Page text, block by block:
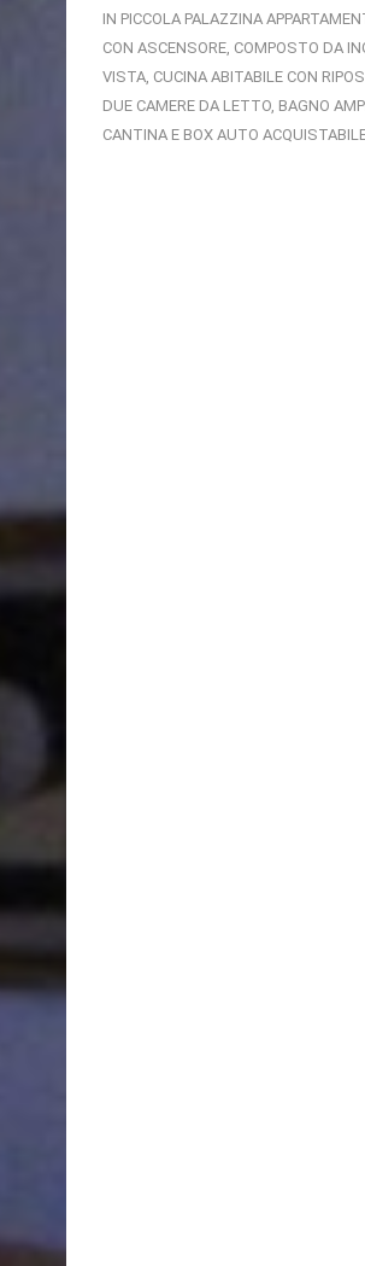
IN PICCOLA PALAZZINA
CON ASCENSORE, COMPOSTO DA
VISTA, CUCINA ABITABILE CON
DUE CAMERE DA LETTO, BAGNO
CANTINA E BOX AUTO